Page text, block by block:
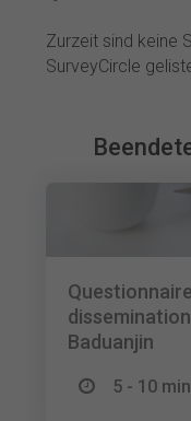
Zurzeit sind keine
SurveyCircle
Baduanjin
5 - 10 min